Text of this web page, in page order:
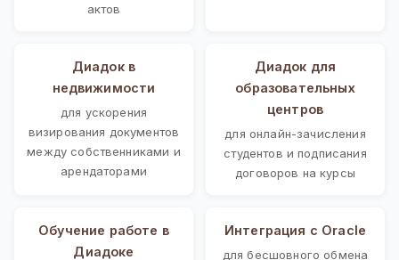
актов
Диадок в
недвижимости
для ускорения
визирования документов
между собственниками и
арендаторами
Диадок для
образовательных
центров
для онлайн-зачисления
студентов и подписания
договоров на курсы
Обучение работе в
Диадоке
Интеграция с Oracle
для бесшовного обмена